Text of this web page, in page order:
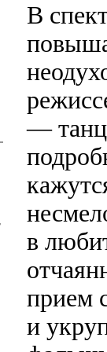
В
—
в
прием
и